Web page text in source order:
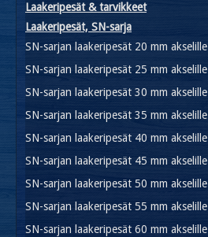
Laakeripesät & tarvikkeet
Laakeripesät, SN-sarja
SN-sarjan laakeripesät 20 mm akselille
SN-sarjan laakeripesät 25 mm akselille
SN-sarjan laakeripesät 30 mm akselille
SN-sarjan laakeripesät 35 mm akselille
SN-sarjan laakeripesät 40 mm akselille
SN-sarjan laakeripesät 45 mm akselille
SN-sarjan laakeripesät 50 mm akselille
SN-sarjan laakeripesät 55 mm akselille
SN-sarjan laakeripesät 60 mm akselille